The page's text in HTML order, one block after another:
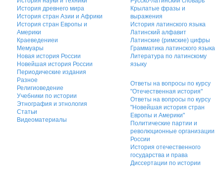
История древнего мира
История стран Азии и Африки
История стран Европы и
Америки
Краеведениеи
Мемуары
Новая история России
Новейшая история России
Периодические издания
Разное
Религиоведение
Учебники по истории
Этнография и этнология
Статьи
Видеоматериалы
Крылатые фразы и
выражения
История латинского языка
Латинский алфавит
Латинские (римские) цифры
Грамматика латинского языка
Литература по латинскому
языку
Ответы на вопросы по курсу
"Отечественная история"
Ответы на вопросы по курсу
"Новейшая история стран
Европы и Америки"
Политические партии и
революционные организации
России
История отечественного
государства и права
Диссертации по истории